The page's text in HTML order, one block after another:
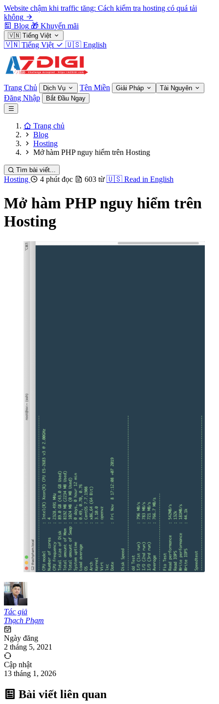
Website chậm khi traffic tăng: Cách kiểm tra hosting có quá tải
không
Blog 🎁 Khuyến mãi
🇻🇳 Tiếng Việt
🇻🇳 Tiếng Việt 🇺🇸 English
Trang Chủ Dịch Vụ Tên Miền Giải Pháp Tài Nguyên
Đăng Nhập Bắt Đầu Ngay
Trang chủ
Blog
Hosting
Mở hàm PHP nguy hiểm trên Hosting
Tìm bài viết...
Hosting 4 phút đọc 603 từ 🇺🇸 Read in English
Mở hàm PHP nguy hiểm trên
Hosting
Tác giả
Thạch Phạm
Ngày đăng
2 tháng 5, 2021
Cập nhật
13 tháng 1, 2026
Bài viết liên quan